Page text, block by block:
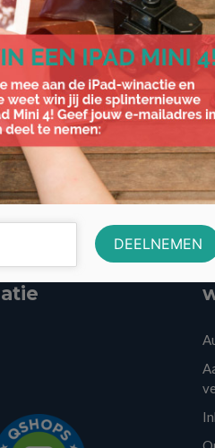
, kraamzorg, medisch specialist,vergrijzing,
,Zorgverzekering